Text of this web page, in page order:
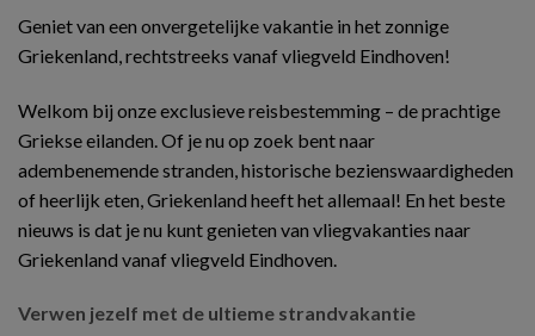
Geniet van een onvergetelijke vakantie in het zonnige
Griekenland, rechtstreeks vanaf vliegveld Eindhoven!
Welkom bij onze exclusieve reisbestemming – de prachtige
Griekse eilanden. Of je nu op zoek bent naar
adembenemende stranden, historische bezienswaardigheden
of heerlijk eten, Griekenland heeft het allemaal! En het beste
nieuws is dat je nu kunt genieten van vliegvakanties naar
Griekenland vanaf vliegveld Eindhoven.
Verwen jezelf met de ultieme strandvakantie